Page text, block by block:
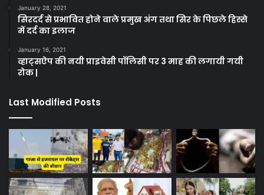
January 28, 2021
सिरदर्द से प्रभावित होने वाले प्रमुख अंग तथा सिर के पिछले हिस्से
में दर्द का इलाज
January 16, 2021
व्हाट्सऐप की नयी प्राइवेसी पॉलिसी पर 3 माह की लगायी गयी
रोक |
Last Modified Posts